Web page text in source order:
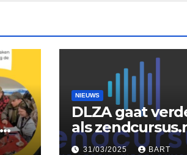
NIEUWS
DLZA gaat
als
31/03/2025 BART